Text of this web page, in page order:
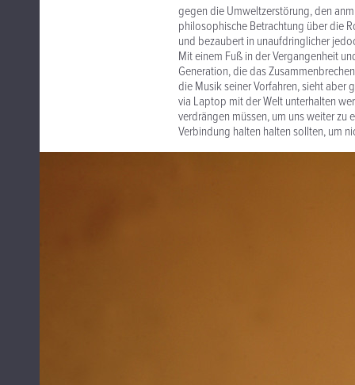
gegen die Umweltzerstörung, den
philosophische Betrachtung über die
und bezaubert in unaufdringlicher
Mit einem Fuß in der Vergangenheit
Generation, die das
die Musik seiner Vorfahren, sieht aber
via Laptop mit der Welt unterhalten
verdrängen müssen, um uns weiter
Verbindung halten halten sollten, um